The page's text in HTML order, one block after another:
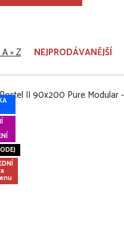
» Z NEJPRODÁVANĚJŠÍ